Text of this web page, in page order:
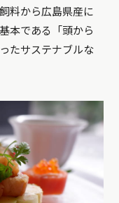
料から広島県産に
本である「頭から
たサステナブルな